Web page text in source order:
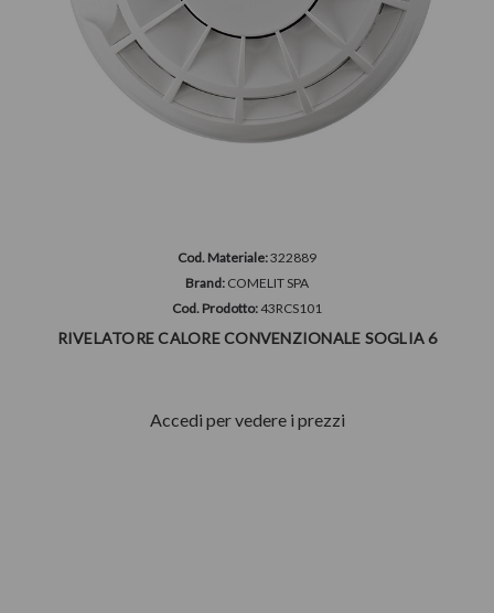
Cod. Materiale:322889
Brand: COMELIT SPA
Cod. Prodotto:43RCS101
RIVELATORE CALORE CONVENZIONALE SOGLIA 6
Accedi per vedere i prezzi